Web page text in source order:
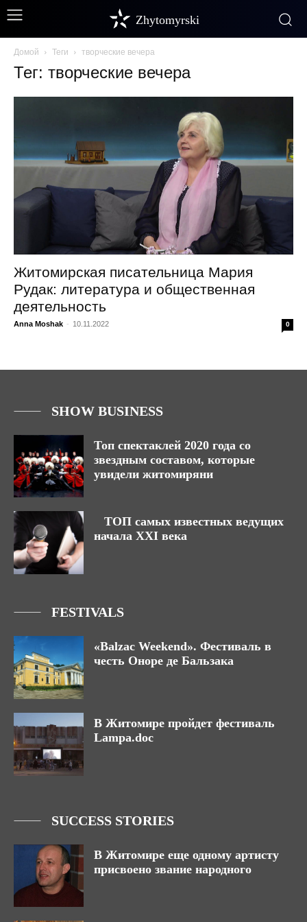
Zhytomyrski
Домой Теги творческие вечера
Тег: творческие вечера
Житомирская писательница Мария
Рудак: литература и общественная
деятельность
Anna Moshak - 10.11.2022 0
SHOW BUSINESS
Топ спектаклей 2020 года со
звездным составом, которые
увидели житомиряни
ТОП самых известных ведущих
начала XXI века
FESTIVALS
«Balzac Weekend». Фестиваль в
честь Оноре де Бальзака
В Житомире пройдет фестиваль
Lampa.doc
SUCCESS STORIES
В Житомире еще одному артисту
присвоено звание народного